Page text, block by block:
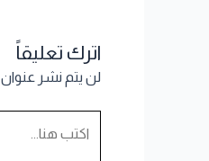
اترك تعليقاً
لن يتم نشر عنوان
هنا...